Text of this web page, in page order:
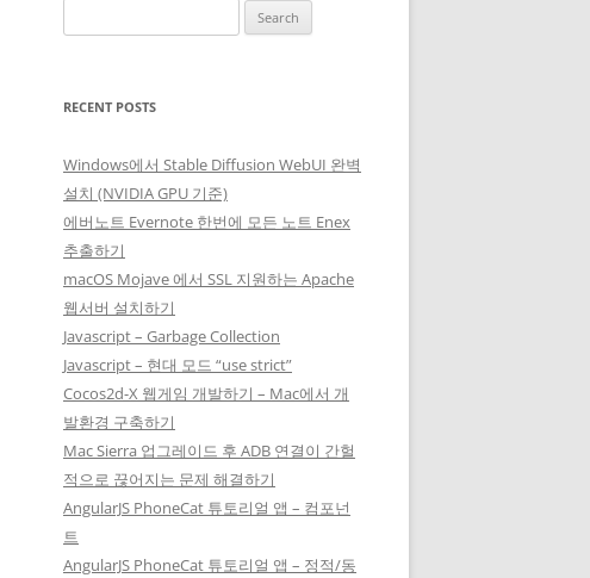
for:
RECENT POSTS
Windows에서 Stable Diffusion WebUI 완벽
설치 (NVIDIA GPU 기준)
에버노트 Evernote 한번에 모든 노트 Enex
추출하기
macOS Mojave 에서 SSL 지원하는 Apache
웹서버 설치하기
Javascript – Garbage Collection
Javascript – 현대 모드 “use strict”
Cocos2d-X 웹게임 개발하기 – Mac에서 개
발환경 구축하기
Mac Sierra 업그레이드 후 ADB 연결이 간헐
적으로 끊어지는 문제 해결하기
AngularJS PhoneCat 튜토리얼 앱 – 컴포넌
트
AngularJS PhoneCat 튜토리얼 앱 – 정적/동